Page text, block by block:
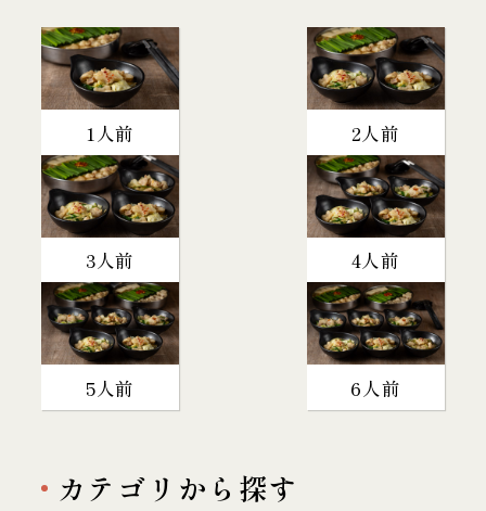
1人前 2人前
3人前 4人前
5人前 6人前
カテゴリから探す